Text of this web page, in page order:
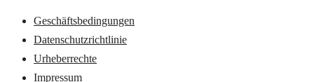
Geschäftsbedingungen
Datenschutzrichtlinie
Urheberrechte
Impressum